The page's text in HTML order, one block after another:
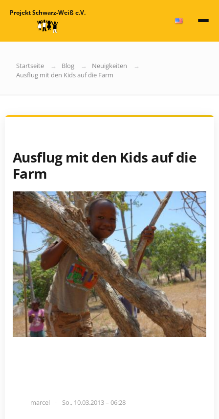
Projekt Schwarz-Weiß e.V.
Startseite Blog
Neuigkeiten
Ausflug mit den Kids auf die Farm
Ausflug mit den Kids auf die
Farm
marcel So., 10.03.2013 – 06:28